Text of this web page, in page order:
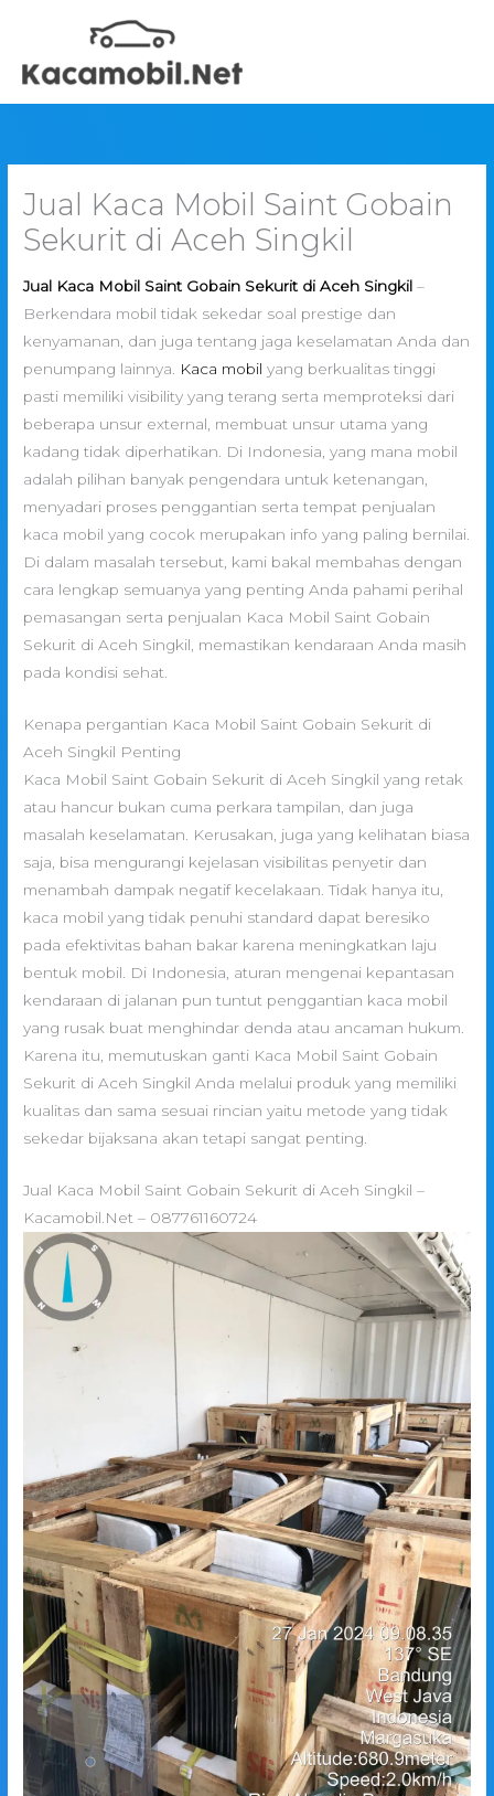
content
Jual Kaca Mobil Saint Gobain
Sekurit di Aceh Singkil
Jual Kaca Mobil Saint Gobain Sekurit di Aceh Singkil –
Berkendara mobil tidak sekedar soal prestige dan
kenyamanan, dan juga tentang jaga keselamatan Anda dan
penumpang lainnya. Kaca mobil yang berkualitas tinggi
pasti memiliki visibility yang terang serta memproteksi dari
beberapa unsur external, membuat unsur utama yang
kadang tidak diperhatikan. Di Indonesia, yang mana mobil
adalah pilihan banyak pengendara untuk ketenangan,
menyadari proses penggantian serta tempat penjualan
kaca mobil yang cocok merupakan info yang paling bernilai.
Di dalam masalah tersebut, kami bakal membahas dengan
cara lengkap semuanya yang penting Anda pahami perihal
pemasangan serta penjualan Kaca Mobil Saint Gobain
Sekurit di Aceh Singkil, memastikan kendaraan Anda masih
pada kondisi sehat.
Kenapa pergantian Kaca Mobil Saint Gobain Sekurit di
Aceh Singkil Penting
Kaca Mobil Saint Gobain Sekurit di Aceh Singkil yang retak
atau hancur bukan cuma perkara tampilan, dan juga
masalah keselamatan. Kerusakan, juga yang kelihatan biasa
saja, bisa mengurangi kejelasan visibilitas penyetir dan
menambah dampak negatif kecelakaan. Tidak hanya itu,
kaca mobil yang tidak penuhi standard dapat beresiko
pada efektivitas bahan bakar karena meningkatkan laju
bentuk mobil. Di Indonesia, aturan mengenai kepantasan
kendaraan di jalanan pun tuntut penggantian kaca mobil
yang rusak buat menghindar denda atau ancaman hukum.
Karena itu, memutuskan ganti Kaca Mobil Saint Gobain
Sekurit di Aceh Singkil Anda melalui produk yang memiliki
kualitas dan sama sesuai rincian yaitu metode yang tidak
sekedar bijaksana akan tetapi sangat penting.
Jual Kaca Mobil Saint Gobain Sekurit di Aceh Singkil –
Kacamobil.Net – 087761160724